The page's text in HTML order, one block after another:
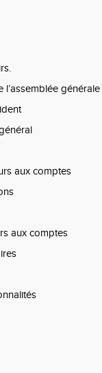
aux comptes
aux comptes